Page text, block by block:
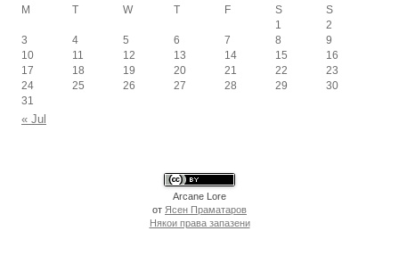
M T W T F S
S
1
2
3
4 5 6 7 8
9
10
11 12 13 14 15
16
17
18 19 20 21 22
23
24
25 26 27 28 29
30
31
« Jul
Arcane Lore
от Ясен Праматаров
Някои права запазени